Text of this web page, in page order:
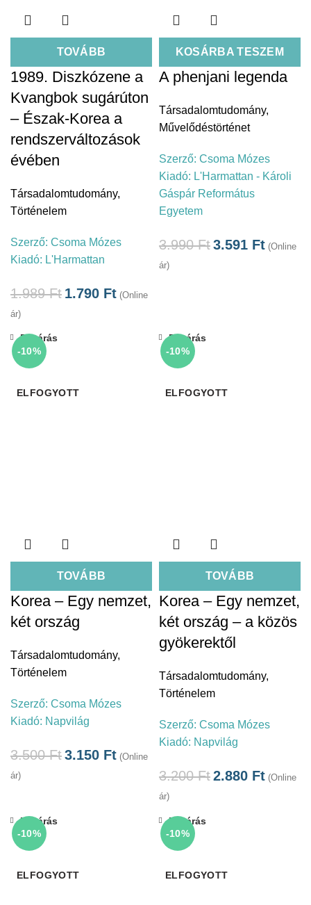
TOVÁBB
1989. Diszkózene a
Kvangbok sugárúton
– Észak-Korea a
rendszerváltozások
évében
Társadalomtudomány,
Történelem
Szerző: Csoma Mózes
Kiadó: L'Harmattan
1.989Ft 1.790 Ft (Online
ár)
KOSÁRBA TESZEM
A phenjani legenda
Társadalomtudomány,
Művelődéstörténet
Szerző: Csoma Mózes
Kiadó: L'Harmattan - Károli
Gáspár Református
Egyetem
3.990Ft3.591 Ft (Online
ár)
-10%
ELFOGYOTT
TOVÁBB
Bezárás
Korea – Egy nemzet,
két ország
Társadalomtudomány,
Történelem
Szerző: Csoma Mózes
Kiadó: Napvilág
3.500Ft3.150 Ft (Online
ár)
-10%
ELFOGYOTT
TOVÁBB
Bezárás
Korea – Egy nemzet,
két ország – a közös
gyökerektől
Társadalomtudomány,
Történelem
Szerző: Csoma Mózes
Kiadó: Napvilág
3.200Ft2.880 Ft (Online
ár)
-10%
ELFOGYOTT
Bezárás
-10%
ELFOGYOTT
Bezárás